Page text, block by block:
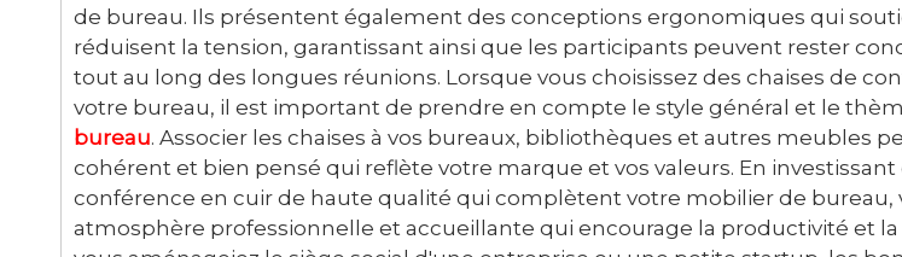
de bureau. Ils présentent également des conceptions ergonomiques qui
réduisent la tension, garantissant ainsi que les participants peuvent rester
tout au long des longues réunions. Lorsque vous choisissez des chaises de
votre bureau, il est important de prendre en compte le style général et le
bureau. Associer les chaises à vos bureaux, bibliothèques et autres meubles
cohérent et bien pensé qui reflète votre marque et vos valeurs. En investissant
conférence en cuir de haute qualité qui complètent votre mobilier de bureau,
atmosphère professionnelle et accueillante qui encourage la productivité et la